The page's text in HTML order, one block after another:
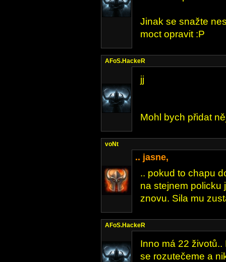
Jinak se snažte
moct opravit :P
AFoS.HackeR
jj
Mohl bych přidat
voNt
.. jasne,
.. pokud to chapu
na stejnem policku
znovu. Sila mu
AFoS.HackeR
Inno má 22
se rozutečeme a